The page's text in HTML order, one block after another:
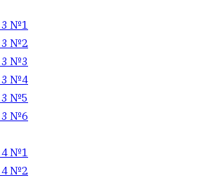
3 №1
3 №2
3 №3
3 №4
3 №5
3 №6
4 №1
4 №2